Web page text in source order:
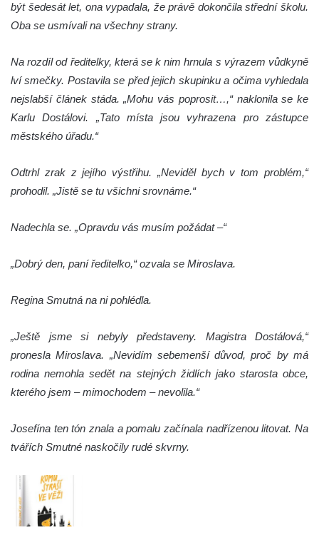
být šedesát let, ona vypadala, že právě dokončila střední školu.
Oba se usmívali na všechny strany.
Na rozdíl od ředitelky, která se k nim hrnula s výrazem vůdkyně
lví smečky. Postavila se před jejich skupinku a očima vyhledala
nejslabší článek stáda. „Mohu vás poprosit…,“ naklonila se ke
Karlu Dostálovi. „Tato místa jsou vyhrazena pro zástupce
městského úřadu.“
Odtrhl zrak z jejího výstřihu. „Neviděl bych v tom problém,“
prohodil. „Jistě se tu všichni srovnáme.“
Nadechla se. „Opravdu vás musím požádat –“
„Dobrý den, paní ředitelko,“ ozvala se Miroslava.
Regina Smutná na ni pohlédla.
„Ještě jsme si nebyly představeny. Magistra Dostálová,“
pronesla Miroslava. „Nevidím sebemenší důvod, proč by má
rodina nemohla sedět na stejných židlích jako starosta obce,
kterého jsem – mimochodem – nevolila.“
Josefína ten tón znala a pomalu začínala nadřízenou litovat. Na
tvářích Smutné naskočily rudé skvrny.